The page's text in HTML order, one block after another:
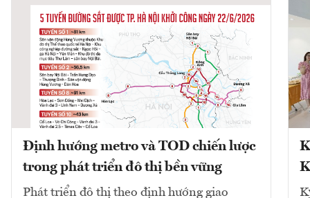
Định hướng metro và TOD chiến lược
trong phát triển đô thị bền vững
Phát triển đô thị theo định hướng giao